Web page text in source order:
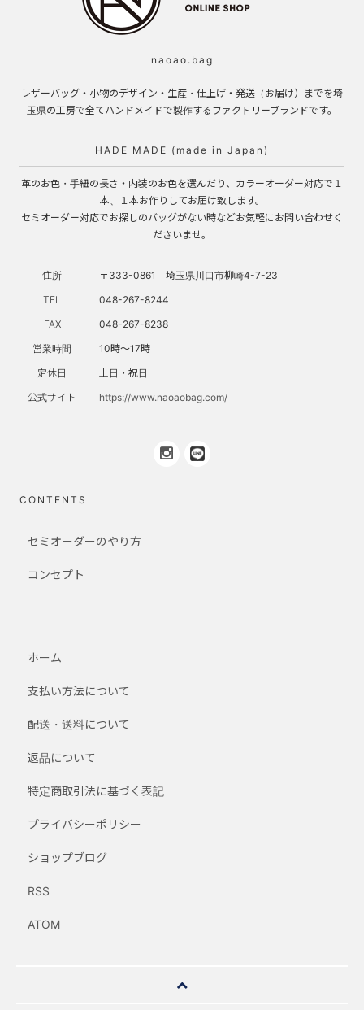
naoao.bag
レザーバッグ・小物のデザイン・生産・仕上げ・発送（お届け）までを埼
玉県の工房で全てハンドメイドで製作するファクトリーブランドです。
HADE MADE (made in Japan)
革のお色・手紐の長さ・内装のお色を選んだり、カラーオーダー対応で１
本、１本お作りしてお届け致します。
セミオーダー対応でお探しのバッグがない時などお気軽にお問い合わせく
ださいませ。
住所
〒333-0861 埼玉県川口市柳崎4-7-23
TEL
048-267-8244
FAX
048-267-8238
営業時間
10時～17時
定休日
土日・祝日
公式サイト
https://www.naoaobag.com/
CONTENTS
セミオーダーのやり方
コンセプト
ホーム
支払い方法について
配送・送料について
返品について
特定商取引法に基づく表記
プライバシーポリシー
ショップブログ
RSS
ATOM